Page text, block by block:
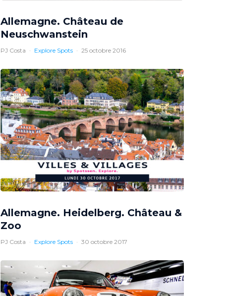
Allemagne. Château de
Neuschwanstein
PJ Costa · Explore Spots · 25 octobre 2016
Allemagne. Heidelberg. Château &
Zoo
PJ Costa · Explore Spots · 30 octobre 2017